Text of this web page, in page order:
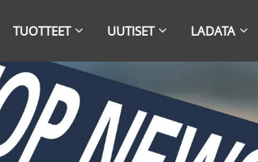
TUOTTEET UUTISET LADATA